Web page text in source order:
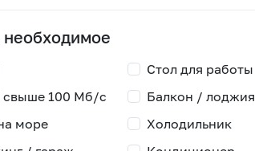
свыше 100 Мб/с
Стол для работы
Балкон / лоджия
море
Холодильник